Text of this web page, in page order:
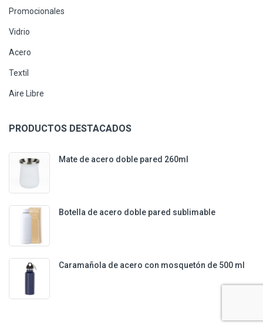
Promocionales
Vidrio
Acero
Textil
Aire Libre
PRODUCTOS DESTACADOS
Mate de acero doble pared 260ml
Botella de acero doble pared sublimable
Caramañola de acero con mosquetón de 500 ml